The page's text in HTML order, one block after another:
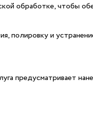
обработке, чтобы
полировку и
предусматривает